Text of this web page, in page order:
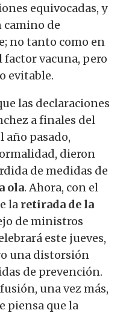
equivocadas, y
camino de
no tanto como en
factor vacuna, pero
evitable.
las declaraciones
a finales del
pasado,
dieron
de medidas de
ola. Ahora, con el
la retirada de la
de ministros
este jueves,
una distorsión
de prevención.
una vez más,
piensa que la